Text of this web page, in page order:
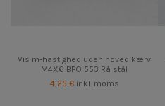
Vis m-hastighed uden hoved kærv
M4X6 BPO 553 Rå stål
4,25 € inkl. moms